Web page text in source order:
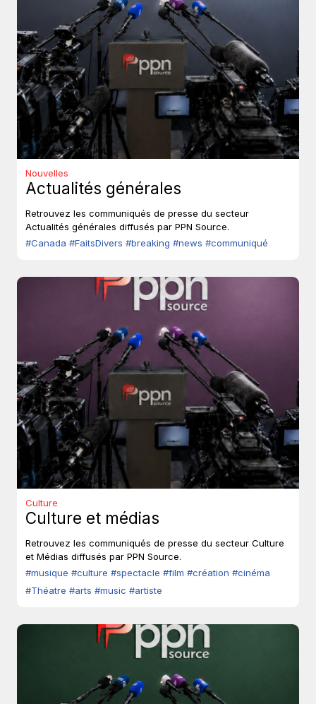
Nouvelles
Actualités générales
Retrouvez les communiqués de presse du secteur
Actualités générales diffusés par PPN Source.
#Canada #FaitsDivers #breaking #news #communiqué
Culture
Culture et médias
Retrouvez les communiqués de presse du secteur Culture
et Médias diffusés par PPN Source.
#musique #culture #spectacle #film #création #cinéma
#Théatre #arts #music #artiste